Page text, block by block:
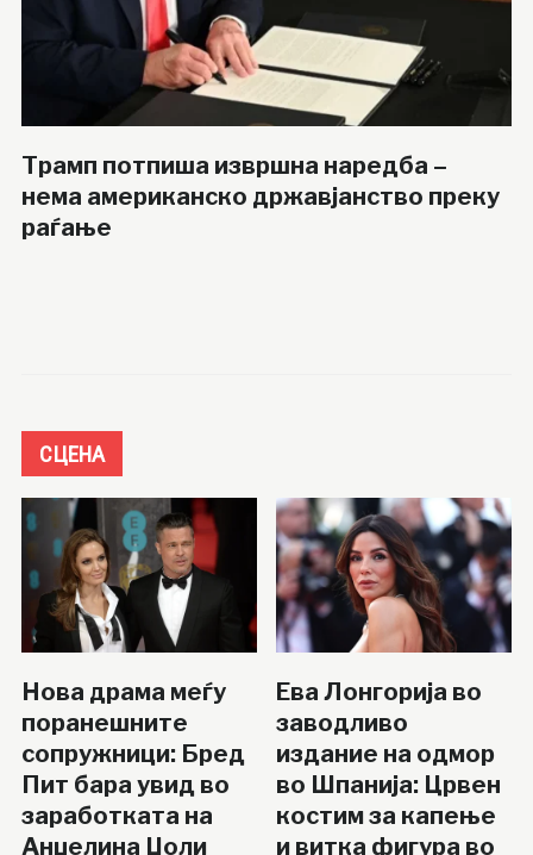
Трамп потпиша извршна наредба –
нема американско државјанство преку
раѓање
СЦЕНА
Нова драма меѓу
поранешните
сопружници: Бред
Пит бара увид во
заработката на
Анџелина Џоли
Ева Лонгорија во
заводливо
издание на одмор
во Шпанија: Црвен
костим за капење
и витка фигура во